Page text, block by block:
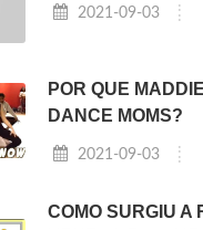
2021-09-03
POR QUE
DANCE MOMS?
2021-09-03
COMO SURGIU A